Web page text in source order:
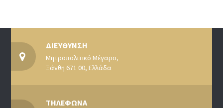
ΔΙΕΥΘΥΝΣΗ
Μητροπολιτικό Μέγαρο,
Ξάνθη 671 00, Ελλάδα
ΤΗΛΕΦΩΝΑ